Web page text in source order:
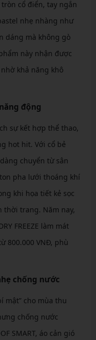
cổ điển, tay ngắn
nhẹ nhàng như
dáng mà không gò
này nhận được
khả năng khô
động
sự kết hợp thể thao,
hot hit. Với cổ bẻ
chuyển từ sân
pha lưới thoáng khí
khi họa tiết kẻ sọc
thời trang. Năm nay,
FREEZE làm mát
800.000 VNĐ, phù
chống nước
mật” cho mùa thu
chống nước
SMART, áo cản gió